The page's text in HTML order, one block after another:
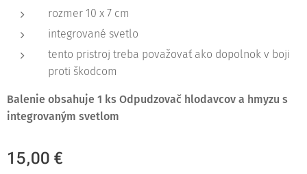
rozmer 10 x 7 cm
integrované svetlo
tento pristroj treba považovať ako dopolnok v boji
proti škodcom
Balenie obsahuje 1 ks Odpudzovač hlodavcov a hmyzu s
integrovaným svetlom
15,00 €